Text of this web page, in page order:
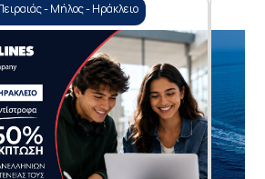
- Μήλος - Ηράκλειο